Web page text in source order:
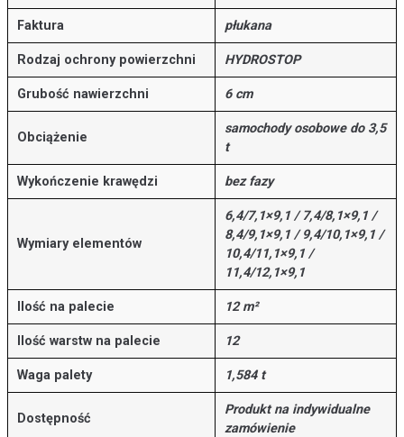
Faktura płukana
Rodzaj ochrony powierzchni HYDROSTOP
Grubość nawierzchni 6 cm
Obciążenie
samochody osobowe do 3,5
t
Wykończenie krawędzi bez fazy
Wymiary elementów
6,4/7,1×9,1 / 7,4/8,1×9,1 /
8,4/9,1×9,1 / 9,4/10,1×9,1 /
10,4/11,1×9,1 /
11,4/12,1×9,1
Ilość na palecie 12 m²
Ilość warstw na palecie 12
Waga palety 1,584 t
Dostępność
Produkt na indywidualne
zamówienie